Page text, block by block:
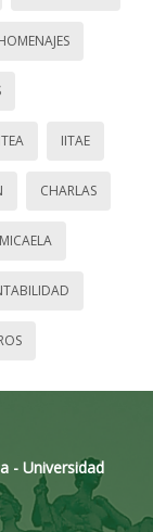
IITAE
CHARLAS
- Universidad